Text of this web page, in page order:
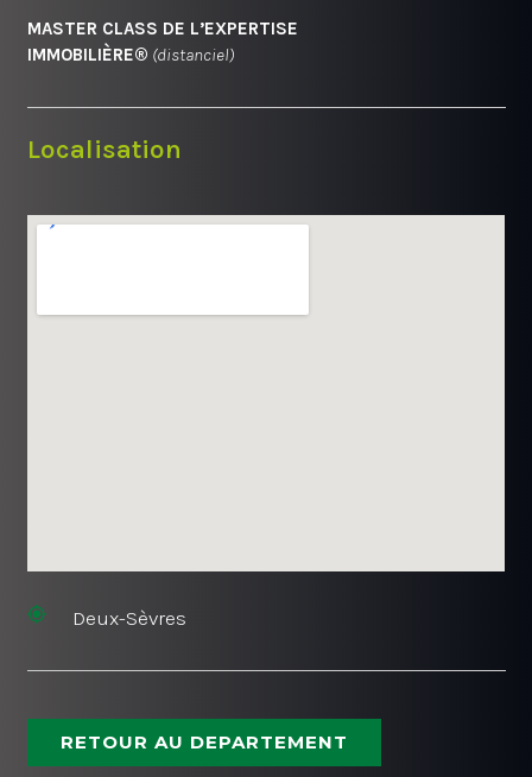
MASTER CLASS DE L’EXPERTISE
IMMOBILIÈRE® (distanciel)
Localisation
Deux-Sèvres
RETOUR AU DEPARTEMENT